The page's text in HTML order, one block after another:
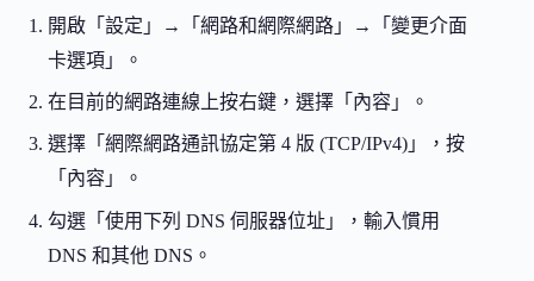
開啟「設定」→「網路和網際網路」→「變更介面
卡選項」。
在目前的網路連線上按右鍵，選擇「內容」。
選擇「網際網路通訊協定第 4 版 (TCP/IPv4)」，按
「內容」。
勾選「使用下列 DNS 伺服器位址」，輸入慣用
DNS 和其他 DNS。